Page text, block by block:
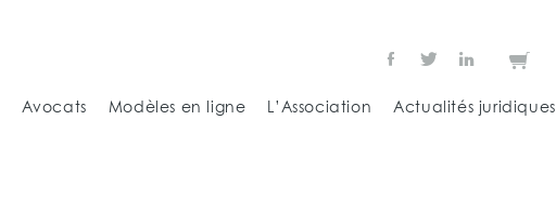
Avocats Modèles en ligne L’Association Actualités juridiques